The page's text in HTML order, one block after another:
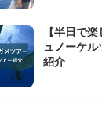
【半日で
ュノーケ
紹介